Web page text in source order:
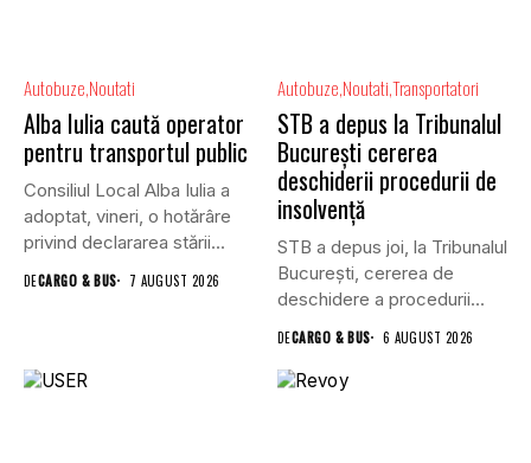
Autobuze Noutati
Alba Iulia caută operator
pentru transportul public
Consiliul Local Alba Iulia a
adoptat, vineri, o hotărâre
privind declararea stării...
DECARGO & BUS 7 AUGUST 2026
Autobuze NoutatiTransportatori
STB a depus la Tribunalul
București cererea
deschiderii procedurii de
insolvență
STB a depus joi, la Tribunalul
Bucureşti, cererea de
deschidere a procedurii...
DECARGO & BUS 6 AUGUST 2026